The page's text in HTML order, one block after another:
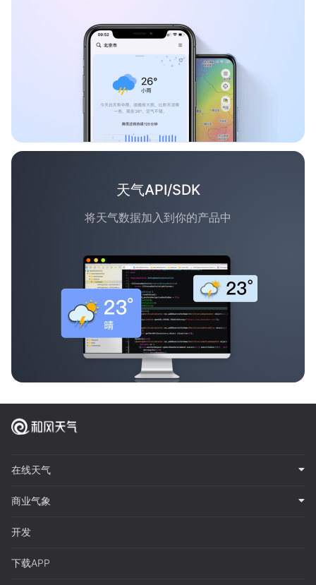
天气API/SDK
将天气数据加入到你的产品中
在线天气
商业气象
开发
下载APP